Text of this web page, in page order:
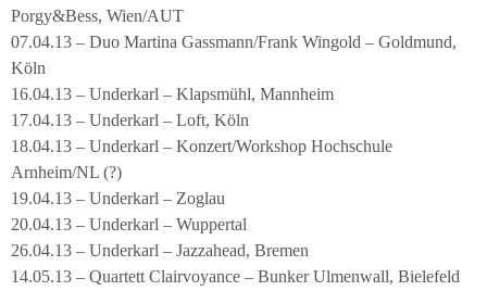
Porgy&Bess, Wien/AUT
07.04.13 – Duo Martina Gassmann/Frank Wingold – Goldmund,
Köln
16.04.13 – Underkarl – Klapsmühl, Mannheim
17.04.13 – Underkarl – Loft, Köln
18.04.13 – Underkarl – Konzert/Workshop Hochschule
Arnheim/NL (?)
19.04.13 – Underkarl – Zoglau
20.04.13 – Underkarl – Wuppertal
26.04.13 – Underkarl – Jazzahead, Bremen
14.05.13 – Quartett Clairvoyance – Bunker Ulmenwall, Bielefeld